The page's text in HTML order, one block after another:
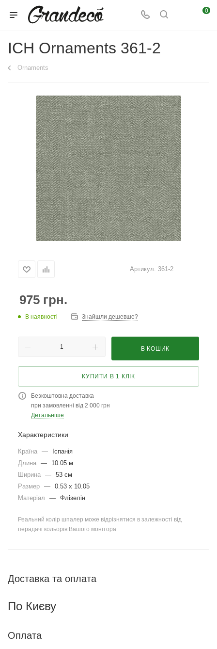
0
ICH Ornaments 361-2
Ornaments
Артикул: 361-2
975 грн.
В наявності Знайшли дешевше?
В КОШИК
КУПИТИ В 1 КЛІК
Безкоштовна доставка
при замовленні від 2 000 грн
Детальніше
Характеристики
Країна —
Іспанія
Длина —
10.05 м
Ширина — 53 см
Размер — 0.53 x 10.05
Матеріал
— Флізелін
Реальний колір шпалер може відрізнятися в залежності від
перадачі кольорів Вашого монітора
Доставка та оплата
По Києву
Оплата